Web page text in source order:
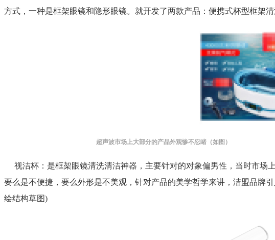
方式，一种是框架眼镜和隐形眼镜。就开发了两款产品：便携式杯型框架
超声波市场上大部分的产品外观惨不忍睹（如图）
视洁杯：是框架眼镜清洗清洁神器，主要针对的对象偏男性，当时市场
要么是不便捷，要么外形是不美观，针对产品的美学哲学来讲，洁盟品牌
绘结构草图)